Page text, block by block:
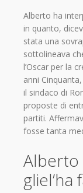
Alberto ha
in quanto,
stata una
sottolineava
l’Oscar per la
anni
il sindaco di
proposte di
partiti.
fosse tanta
Alberto